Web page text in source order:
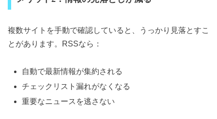
複数サイトを手動で確認していると、うっかり見落とすこ
とがあります。RSSなら：
自動で最新情報が集約される
チェックリスト漏れがなくなる
重要なニュースを逃さない